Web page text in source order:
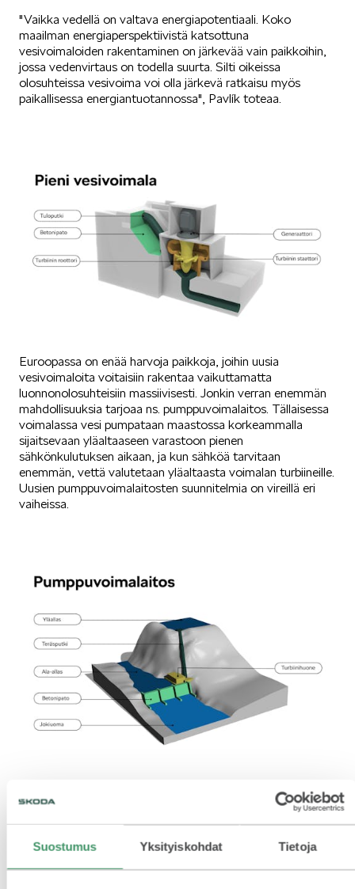
Suostumus Yksityiskohdat Tietoja
SUPERB
ELROQ
EPIQ
"Vaikka vedellä on valtava energiapotentiaali. Koko
maailman energiaperspektiivistä katsottuna
vesivoimaloiden rakentaminen on järkevää vain paikkoihin,
jossa vedenvirtaus on todella suurta. Silti oikeissa
olosuhteissa vesivoima voi olla järkevä ratkaisu myös
paikallisessa energiantuotannossa", Pavlík toteaa.
Euroopassa on enää harvoja paikkoja, joihin uusia
vesivoimaloita voitaisiin rakentaa vaikuttamatta
luonnonolosuhteisiin massiivisesti. Jonkin verran enemmän
mahdollisuuksia tarjoaa ns. pumppuvoimalaitos. Tällaisessa
voimalassa vesi pumpataan maastossa korkeammalla
sijaitsevaan yläaltaaseen varastoon pienen
sähkönkulutuksen aikaan, ja kun sähköä tarvitaan
enemmän, vettä valutetaan yläaltaasta voimalan turbiineille.
Uusien pumppuvoimalaitosten suunnitelmia on vireillä eri
vaiheissa.